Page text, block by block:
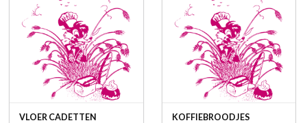
VLOER CADETTEN KOFFIEBROODJES